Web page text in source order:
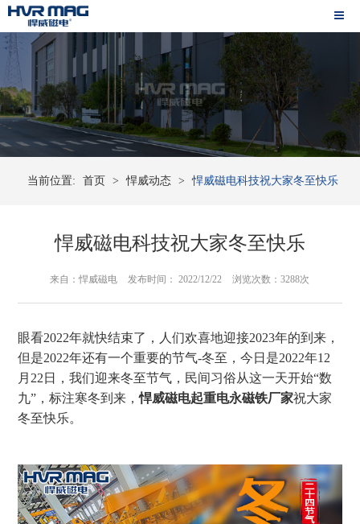
当前位置: 首页 > 悍威动态 > 悍威磁电科技祝大家冬至快乐
悍威磁电科技祝大家冬至快乐
来自：悍威磁电 发布时间： 2022/12/22 浏览次数：3288次
眼看2022年就快结束了，人们欢喜地迎接2023年的到来，
但是2022年还有一个重要的节气-冬至，今日是2022年12
月 22 日，我们迎来冬至节气，民间习俗从这一天开始“数
九”，标注寒冬到来，悍威磁电起重电永磁铁厂家祝大家
冬至快乐。